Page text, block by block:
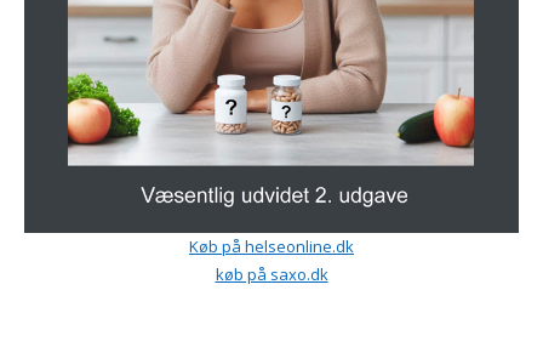
Køb på helseonline.dk
køb på saxo.dk